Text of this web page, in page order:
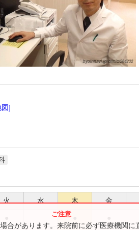
図]
火 水 木 金
合があります。来院前に必ず医療機関に